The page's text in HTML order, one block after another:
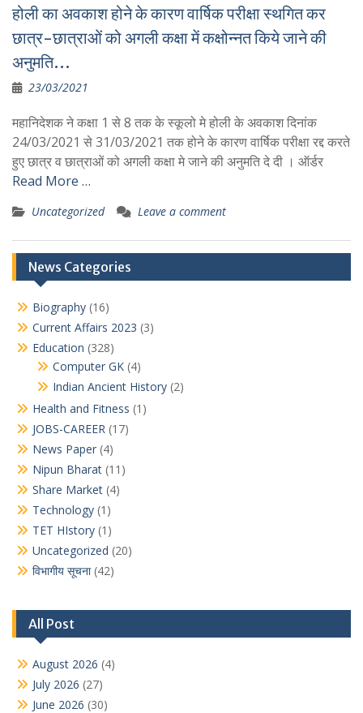
होली का अवकाश होने के कारण वार्षिक परीक्षा स्थगित कर
छात्र-छात्राओं को अगली कक्षा में कक्षोन्नत किये जाने की
अनुमति…
23/03/2021
महानिदेशक ने कक्षा 1 से 8 तक के स्कूलो मे होली के अवकाश दिनांक
24/03/2021 से 31/03/2021 तक होने के कारण वार्षिक परीक्षा रद्द करते
हुए छात्र व छात्राओं को अगली कक्षा मे जाने की अनुमति दे दी । ऑर्डर
Read More …
Uncategorized Leave a comment
News Categories
Biography (16)
Current Affairs 2023 (3)
Education (328)
Computer GK (4)
Indian Ancient History (2)
Health and Fitness (1)
JOBS-CAREER (17)
News Paper (4)
Nipun Bharat (11)
Share Market (4)
Technology (1)
TET HIstory (1)
Uncategorized (20)
विभागीय सूचना(42)
All Post
August 2026 (4)
July 2026 (27)
June 2026 (30)